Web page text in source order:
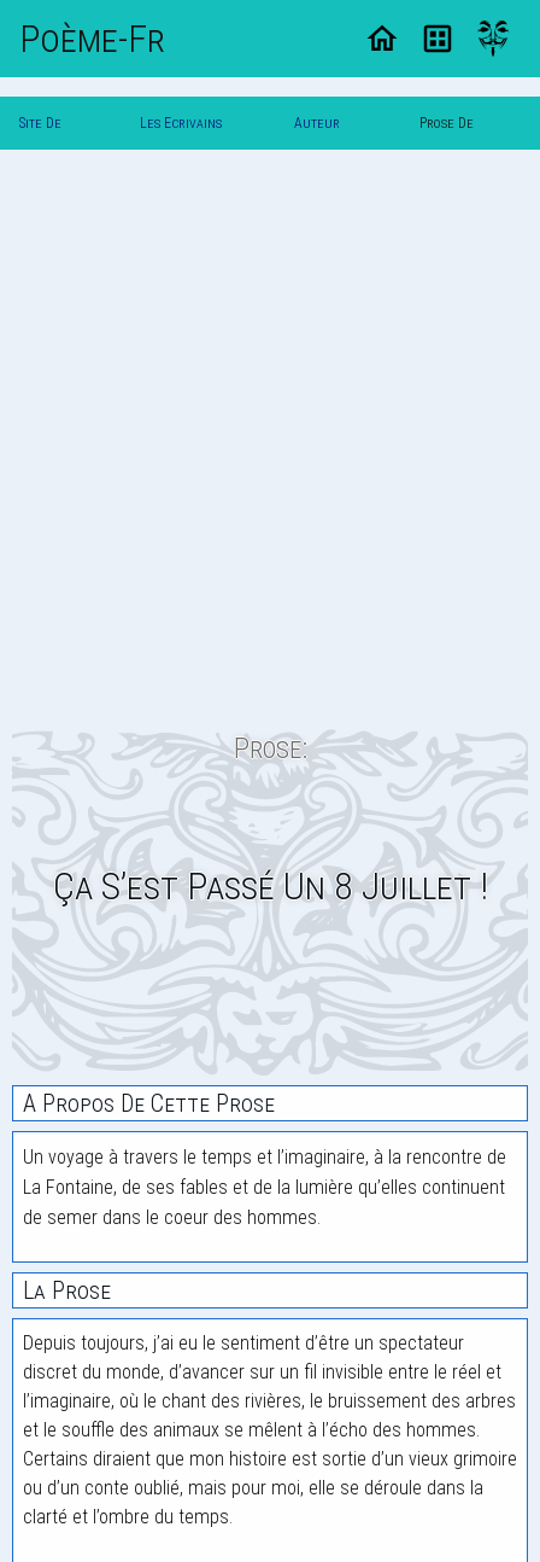
Poème-Fr
Site De Les Ecrivains Auteur Prose De
Prose:
Ça S’est Passé Un 8 Juillet !
A Propos De Cette Prose
Un voyage à travers le temps et l’imaginaire, à la rencontre de
La Fontaine, de ses fables et de la lumière qu’elles continuent
de semer dans le coeur des hommes.
La Prose
Depuis toujours, j’ai eu le sentiment d’être un spectateur
discret du monde, d’avancer sur un fil invisible entre le réel et
l’imaginaire, où le chant des rivières, le bruissement des arbres
et le souffle des animaux se mêlent à l’écho des hommes.
Certains diraient que mon histoire est sortie d’un vieux grimoire
ou d’un conte oublié, mais pour moi, elle se déroule dans la
clarté et l’ombre du temps.